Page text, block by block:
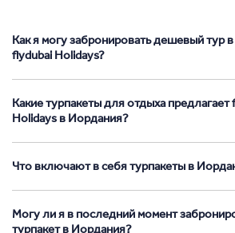
Как я могу забронировать дешевый тур
flydubai Holidays?
Какие турпакеты для отдыха предлагает
Holidays в Иордания?
Что включают в себя турпакеты в
Могу ли я в последний момент
турпакет в Иордания?